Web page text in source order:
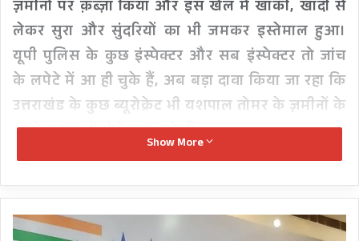
ज़मीनों पर क़ब्ज़ा किया और इस खेल में खाकी, खादी से
लेकर सुरा और सुंदरियों का भी जमकर इस्तेमाल हुआ।
यूपी पुलिस के कुछ इंस्पेक्टर और सब इंस्पेक्टर तो जांच
के लपेटे में आ ही चुके हैं, अब बड़ा दावा किया जा रहा कि
उत्तराखंड के कुछ ब्यूरोक्रेट भी यशपाल तोमर के ज़मीनों के
काले समंदर में गोते लगा चुके हैं।
आईपीएस, तीनों समय समय पर हरिद्वार जिले में डीएम
और कप्तान के रूप में तैनात रहे हैं, ने अपने परिजनों-
Show More
क्या